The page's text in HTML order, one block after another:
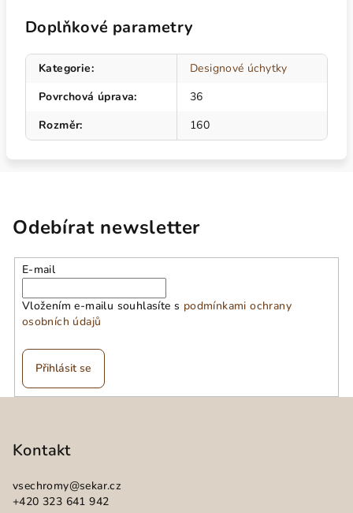
Doplňkové parametry
Kategorie:
Designové úchytky
Povrchová úprava:
36
Rozměr: 160
Odebírat newsletter
E-mail
Vložením e-mailu souhlasíte s podmínkami ochrany
osobních údajů
Přihlásit se
Kontakt
vsechromy@sekar.cz
+420 323 641 942